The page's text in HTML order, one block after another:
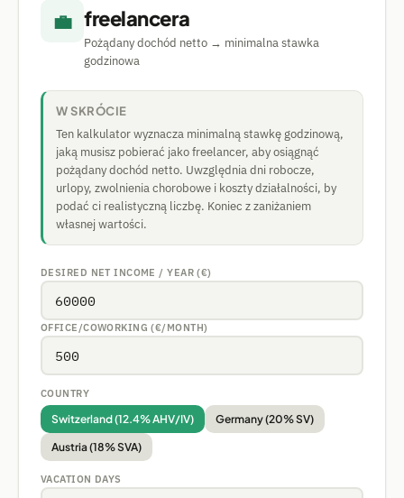
💼 freelancera
Pożądany dochód netto → minimalna stawka
godzinowa
W SKRÓCIE
Ten kalkulator wyznacza minimalną stawkę godzinową,
jaką musisz pobierać jako freelancer, aby osiągnąć
pożądany dochód netto. Uwzględnia dni robocze,
urlopy, zwolnienia chorobowe i koszty działalności, by
podać ci realistyczną liczbę. Koniec z zaniżaniem
własnej wartości.
DESIRED NET INCOME / YEAR (€)
OFFICE/COWORKING (€/MONTH)
COUNTRY
Switzerland (12.4% AHV/IV) Germany (20% SV)
Austria (18% SVA)
VACATION DAYS